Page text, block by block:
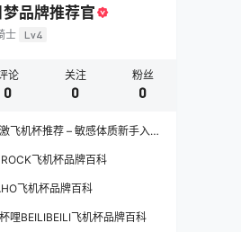
梦品牌推荐官
士 Lv4
论
0
关注
0
粉丝
0
飞机杯推荐 – 敏感体质新手入
飞机杯品牌百科
飞机杯品牌百科
哩BEILIBEILI飞机杯品牌百科